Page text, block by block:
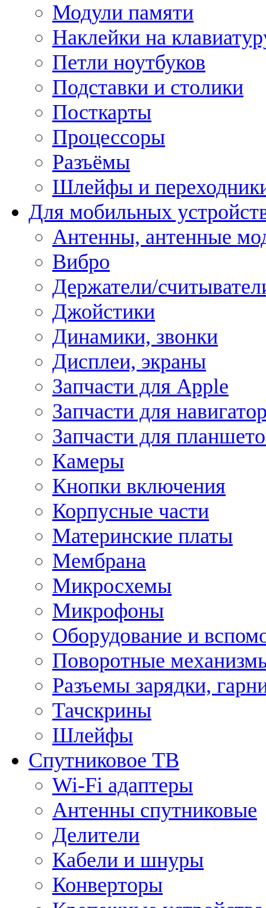
Модули памяти
Наклейки на
Петли ноутбуков
Подставки и столики
Посткарты
Процессоры
Разъёмы
Шлейфы и
Для мобильных
Антенны, антенные
Вибро
Держатели/
Джойстики
Динамики, звонки
Дисплеи, экраны
Запчасти для Apple
Запчасти для
Запчасти для
Камеры
Кнопки включения
Корпусные части
Материнские платы
Мембрана
Микросхемы
Микрофоны
Оборудование и
Поворотные
Разъемы зарядки,
Тачскрины
Шлейфы
Спутниковое ТВ
Wi-Fi адаптеры
Антенны спутниковые
Делители
Кабели и шнуры
Конверторы